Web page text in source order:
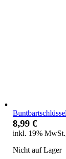
8,99 €
inkl. 19% MwSt.
Nicht auf Lager